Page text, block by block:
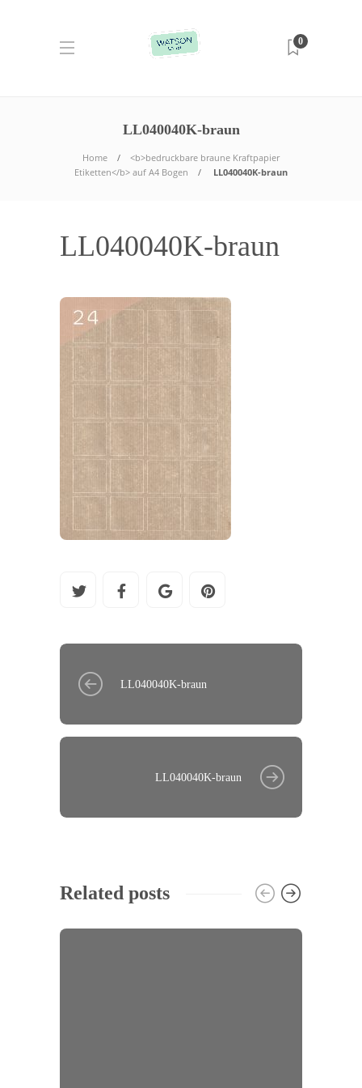
0
LL040040K-braun
Home
<b>bedruckbare braune Kraftpapier
Etiketten</b> auf A4 Bogen
LL040040K-braun
LL040040K-braun
LL040040K-braun
LL040040K-braun
Related posts